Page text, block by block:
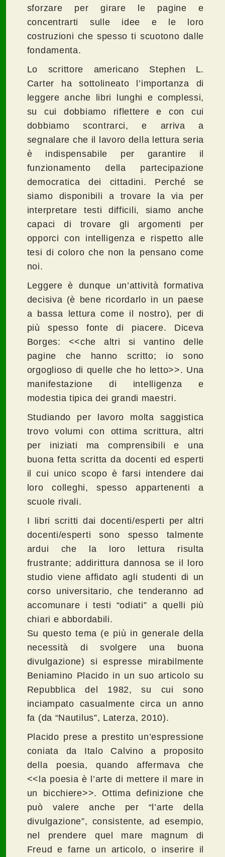
sforzare per girare le pagine e
concentrarti sulle idee e le loro
costruzioni che spesso ti scuotono dalle
fondamenta.
Lo scrittore americano Stephen L.
Carter ha sottolineato l’importanza di
leggere anche libri lunghi e complessi,
su cui dobbiamo riflettere e con cui
dobbiamo scontrarci, e arriva a
segnalare che il lavoro della lettura seria
è indispensabile per garantire il
funzionamento della partecipazione
democratica dei cittadini. Perché se
siamo disponibili a trovare la via per
interpretare testi difficili, siamo anche
capaci di trovare gli argomenti per
opporci con intelligenza e rispetto alle
tesi di coloro che non la pensano come
noi.
Leggere è dunque un’attività formativa
decisiva (è bene ricordarlo in un paese
a bassa lettura come il nostro), per di
più spesso fonte di piacere. Diceva
Borges: <<che altri si vantino delle
pagine che hanno scritto; io sono
orgoglioso di quelle che ho letto>>. Una
manifestazione di intelligenza e
modestia tipica dei grandi maestri.
Studiando per lavoro molta saggistica
trovo volumi con ottima scrittura, altri
per iniziati ma comprensibili e una
buona fetta scritta da docenti ed esperti
il cui unico scopo è farsi intendere dai
loro colleghi, spesso appartenenti a
scuole rivali.
I libri scritti dai docenti/esperti per altri
docenti/esperti sono spesso talmente
ardui che la loro lettura risulta
frustrante; addirittura dannosa se il loro
studio viene affidato agli studenti di un
corso universitario, che tenderanno ad
accomunare i testi “odiati” a quelli più
chiari e abbordabili.
Su questo tema (e più in generale della
necessità di svolgere una buona
divulgazione) si espresse mirabilmente
Beniamino Placido in un suo articolo su
Repubblica del 1982, su cui sono
inciampato casualmente circa un anno
fa (da “Nautilus”, Laterza, 2010).
Placido prese a prestito un’espressione
coniata da Italo Calvino a proposito
della poesia, quando affermava che
<<la poesia è l’arte di mettere il mare in
un bicchiere>>. Ottima definizione che
può valere anche per “l’arte della
divulgazione”, consistente, ad esempio,
nel prendere quel mare magnum di
Freud e farne un articolo, o inserire il